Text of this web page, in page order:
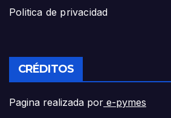
Politica de privacidad
CRÉDITOS
Pagina realizada por e-pymes